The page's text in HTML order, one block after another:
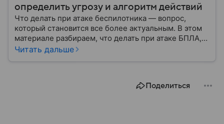
определить угрозу и алгоритм действий
Что делать при атаке беспилотника — вопрос,
который становится все более актуальным. В этом
материале разбираем, что делать при атаке БПЛА,
как распознать угрозу, какие действия предпринять
Читать дальше
Поделиться